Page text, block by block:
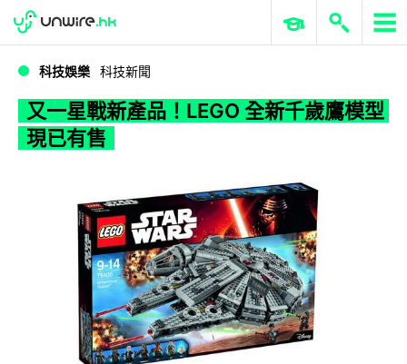
WWDC 2026 ERP 與商業 AI
科技娛樂 科技新聞
又一星戰新產品！LEGO 全新千歲鷹模型
現已有售